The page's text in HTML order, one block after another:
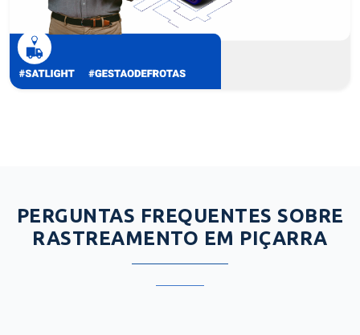
PERGUNTAS FREQUENTES SOBRE
RASTREAMENTO EM PIÇARRA